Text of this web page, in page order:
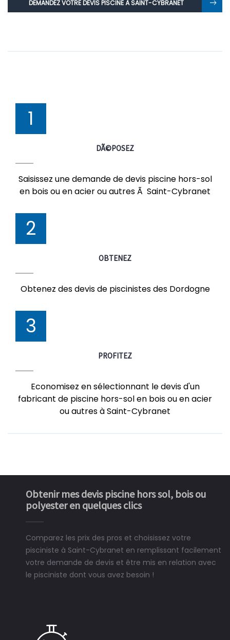
DEMANDEZ VOTRE DEVIS PISCINE À SAINT-CYBRANET
1
DÃ©POSEZ
Saisissez une demande de devis piscine hors-sol
en bois ou en acier ou autres Ã Saint-Cybranet
2
OBTENEZ
Obtenez des devis de piscinistes des Dordogne
3
PROFITEZ
Economisez en sélectionnant le devis d'un
fabricant de piscine hors-sol en bois ou en acier
ou autres à Saint-Cybranet
Obtenir mes devis piscine hors sol, bois ou
polyester en quelques clics
Comparez les prix des pros et choisissez votre
pisciniste à Saint-Cybranet en remplissant facilement
votre demande de devis et être mis en relation avec
le pisciniste dont vous avez besoin !